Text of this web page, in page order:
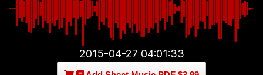
2015-04-27 04:01:33